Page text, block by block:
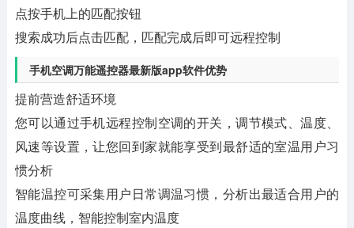
点按手机上的匹配按钮
搜索成功后点击匹配，匹配完成后即可远程控制
手机空调万能遥控器最新版app软件优势
提前营造舒适环境
您可以通过手机远程控制空调的开关，调节模式、温度、
风速等设置，让您回到家就能享受到最舒适的室温用户习
惯分析
智能温控可采集用户日常调温习惯，分析出最适合用户的
温度曲线，智能控制室内温度